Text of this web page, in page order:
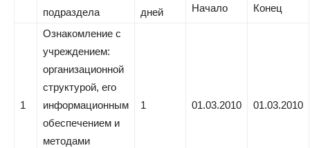
подраздела
дней
Начало Конец
1
Ознакомление с
учреждением:
организационной
структурой, его
информационным
обеспечением и
методами
1 01.03.2010 01.03.2010